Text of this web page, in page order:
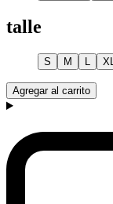
talle
S M L
Agregar al carrito